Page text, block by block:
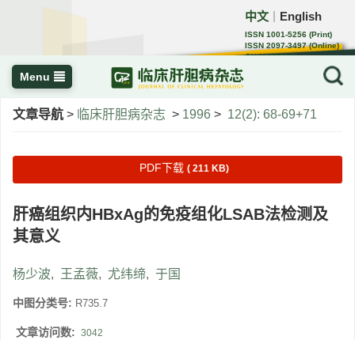
中文 English
ISSN 1001-5256 (Print)
ISSN 2097-3497 (Online)
CN 22-1108/R
Menu
文章导航 > 临床肝胆病杂志 > 1996 > 12(2): 68-69+71
PDF下载 ( 211 KB)
肝癌组织内HBxAg的免疫组化LSAB法检测及
其意义
杨少波, 王孟薇, 尤纬缔, 于国
中图分类号: R735.7
文章访问数: 3042